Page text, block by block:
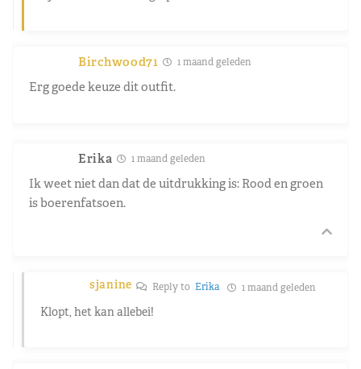
Birchwood71 1 maand geleden
Erg goede keuze dit outfit.
Erika 1 maand geleden
Ik weet niet dan dat de uitdrukking is: Rood en groen
is boerenfatsoen.
sjanine Reply to Erika 1 maand geleden
Klopt, het kan allebei!